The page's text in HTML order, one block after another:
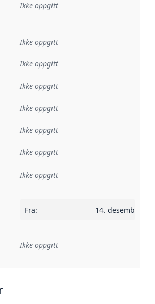
datoen sier når dataene i dette
Ikke oppgitt
Ikke oppgitt
Ikke oppgitt
Ikke oppgitt
Ikke oppgitt
Ikke oppgitt
Ikke oppgitt
:
Ikke oppgitt
Fra: 14. desember
Referanse til en implementasjonsregel
Ikke oppgitt